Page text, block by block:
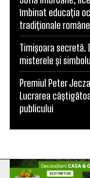
îmbinat educația
tradiționale
Timișoara secretă.
misterele și
Premiul Peter
Lucrarea
publicului